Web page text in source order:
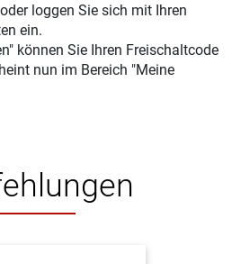
loggen Sie sich mit Ihren
ein.
können Sie Ihren Freischaltcode
nun im Bereich "Meine